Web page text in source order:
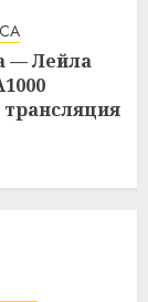
— Лейла